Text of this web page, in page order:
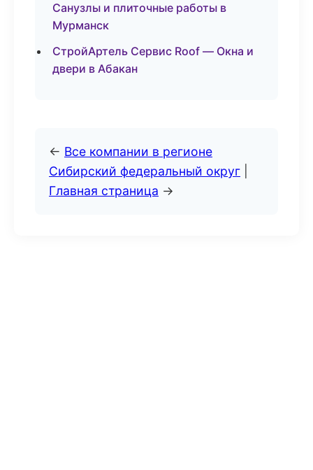
Санузлы и плиточные работы в
Мурманск
СтройАртель Сервис Roof — Окна и
двери в Абакан
← Все компании в регионе
Сибирский федеральный округ
Главная страница →